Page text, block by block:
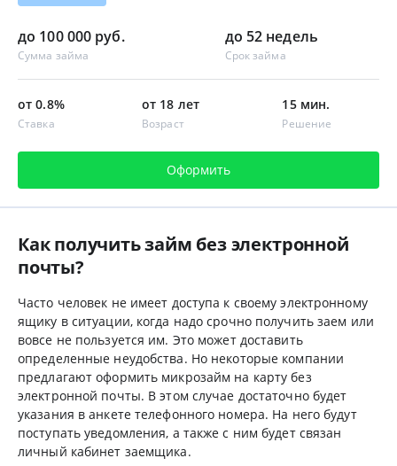
до 100 000 руб.
Сумма займа
до 52 недель
Срок займа
от 0.8%
Ставка
от 18 лет
Возраст
15 мин.
Решение
Оформить
Как получить займ без электронной
почты?
Часто человек не имеет доступа к своему электронному
ящику в ситуации, когда надо срочно получить заем или
вовсе не пользуется им. Это может доставить
определенные неудобства. Но некоторые компании
предлагают оформить микрозайм на карту без
электронной почты. В этом случае достаточно будет
указания в анкете телефонного номера. На него будут
поступать уведомления, а также с ним будет связан
личный кабинет заемщика.